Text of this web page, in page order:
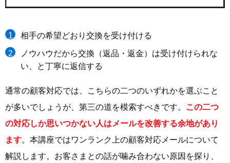
相手の希望どおり交換を受け付ける
ノウハウだから交換（返品・返金）は受け付けられな
い、と丁寧に返信する
通常の顧客対応では、こちらの二つのいずれかを選ぶこと
が多いでしょうが、第三の道を模索すべきです。
この二つ
の対応しか思いつかない人はメールを改善する余地があり
ます。本講座ではワンランク上の顧客対応メールについて
解説します。お客さまとの話が噛み合わない原因を探り、